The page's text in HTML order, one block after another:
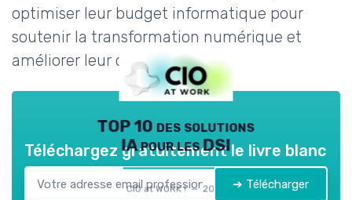
optimiser leur budget informatique pour
soutenir la transformation numérique et
améliorer leur chiffre d'affaires.
TOP 10 des solutions
IA pour les DSI
CIO at WORK ! — 2026
Téléchargez gratuitement le livre blanc
➔ Télécharger